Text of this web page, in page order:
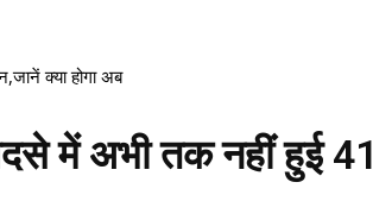
क्या होगा अब
में अभी तक नहीं हुई 41